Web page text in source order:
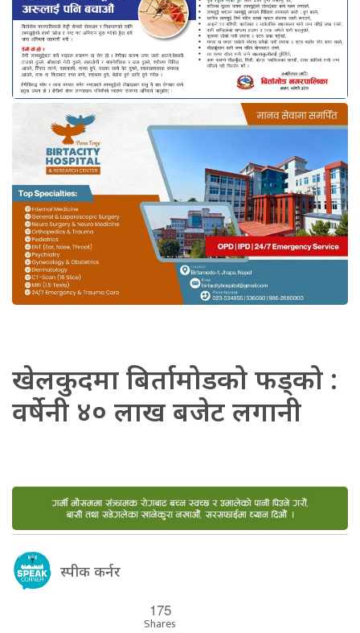
खेलकुदमा बिर्तामोडको फड्को :
वर्षेनी ४० लाख बजेट लगानी
स्पीक कर्नर
175
Shares